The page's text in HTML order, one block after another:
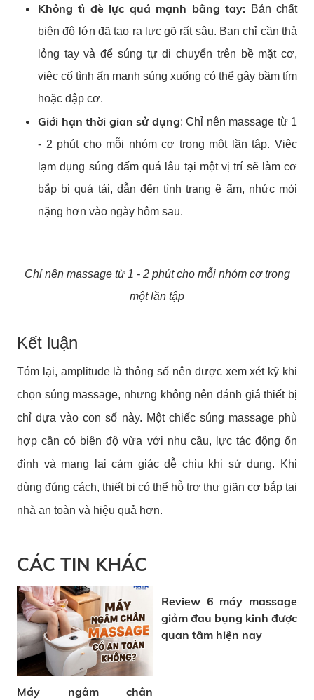
Không tì đè lực quá mạnh bằng tay: Bản chất
biên độ lớn đã tạo ra lực gõ rất sâu. Bạn chỉ cần thả
lỏng tay và để súng tự di chuyển trên bề mặt cơ,
việc cố tình ấn mạnh súng xuống có thể gây bầm tím
hoặc dập cơ.
Giới hạn thời gian sử dụng: Chỉ nên massage từ 1
- 2 phút cho mỗi nhóm cơ trong một lần tập. Việc
lạm dụng súng đấm quá lâu tại một vị trí sẽ làm cơ
bắp bị quá tải, dẫn đến tình trạng ê ẩm, nhức mỏi
nặng hơn vào ngày hôm sau.
Chỉ nên massage từ 1 - 2 phút cho mỗi nhóm cơ trong
một lần tập
Kết luận
Tóm lại, amplitude là thông số nên được xem xét kỹ khi
chọn súng massage, nhưng không nên đánh giá thiết bị
chỉ dựa vào con số này. Một chiếc súng massage phù
hợp cần có biên độ vừa với nhu cầu, lực tác động ổn
định và mang lại cảm giác dễ chịu khi sử dụng. Khi
dùng đúng cách, thiết bị có thể hỗ trợ thư giãn cơ bắp tại
nhà an toàn và hiệu quả hơn.
CÁC TIN KHÁC
Máy ngâm chân
Review 6 máy massage
giảm đau bụng kinh được
quan tâm hiện nay